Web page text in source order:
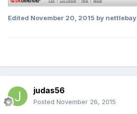
Edited November 20, 2015 by nettlebay
judas56
Posted November 26, 2015